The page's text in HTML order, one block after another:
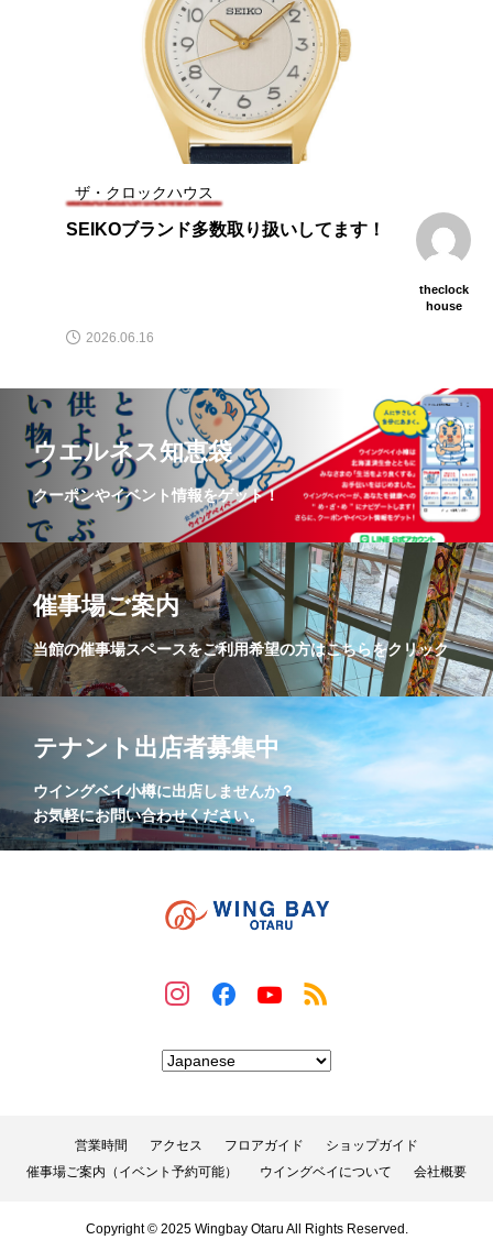
ル登場！！
ザ・クロックハウス
SEIKOブランド多数取り扱いしてます！
theclock
house
2026.06.16
ウエルネス知恵袋
クーポンやイベント情報をゲット！
催事場ご案内
当館の催事場スペースをご利用希望の方はこちらをクリック
テナント出店者募集中
ウイングベイ小樽に出店しませんか？
お気軽にお問い合わせください。
営業時間 アクセス フロアガイド
ショップガイド
催事場ご案内（イベント予約可能）
ウイングベイについて 会社概要
Copyright © 2025 Wingbay Otaru All Rights Reserved.